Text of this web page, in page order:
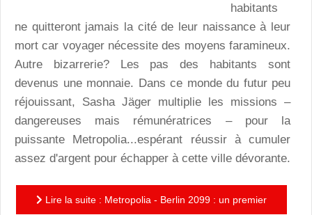
habitants
ne quitteront jamais la cité de leur naissance à leur
mort car voyager nécessite des moyens faramineux.
Autre bizarrerie? Les pas des habitants sont
devenus une monnaie. Dans ce monde du futur peu
réjouissant, Sasha Jäger multiplie les missions –
dangereuses mais rémunératrices – pour la
puissante Metropolia...espérant réussir à cumuler
assez d'argent pour échapper à cette ville dévorante.
Lire la suite : Metropolia - Berlin 2099 : un premier